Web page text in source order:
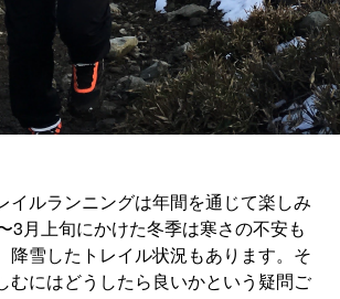
イルランニングは年間を通じて楽しみ
3月上旬にかけた冬季は寒さの不安も
降雪したトレイル状況もあります。そ
むにはどうしたら良いかという疑問ご